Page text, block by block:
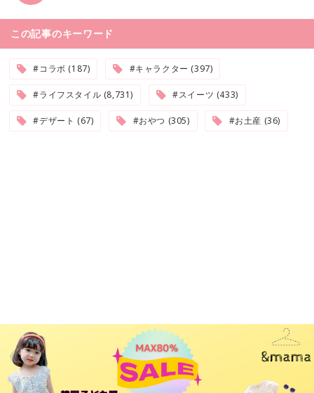
この記事のキーワード
#コラボ (187) #キャラクター (397)
#ライフスタイル (8,731) #スイーツ (433)
#デザート (67) #おやつ (305) #お土産 (36)